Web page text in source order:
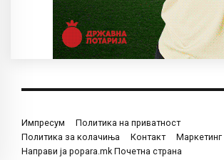
Импресум
Политика на приватност
Политика за колачиња
Контакт
Маркетинг
Направи ја popara.mk Почетна страна